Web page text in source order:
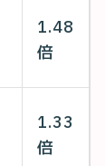
1.48
倍
1.33
倍